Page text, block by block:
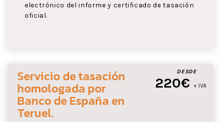
electrónico del informe y certificado de tasación
oficial.
DESDE
220€ + IVA
Servicio de tasación
homologada por
Banco de España en
Teruel.